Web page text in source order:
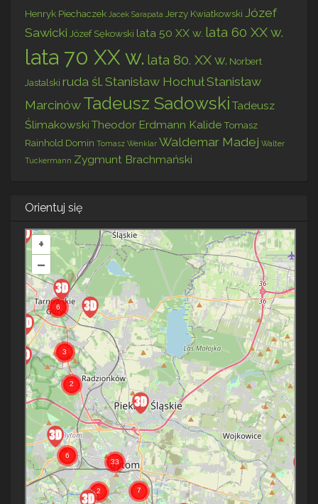
Henryk Piechaczek Jacek Sarapata Jerzy Kwiatkowski Józef
Sawicki Józef Sękowski lata 50 XX w. lata 60 XX w.
lata 70 XX w. lata 80. XX w. Norbert
Jastalski ruda śl. Stanisław HochułStanisław
Marcinów Tadeusz Sadowski Tadeusz
Ślimakowski Theodor Erdmann KalideTomasz
Rainhold Domin Tomasz Wenklar Waldemar Madej Walter
Tuckermann Zygmunt Brachmański
Orientuj się
+
–